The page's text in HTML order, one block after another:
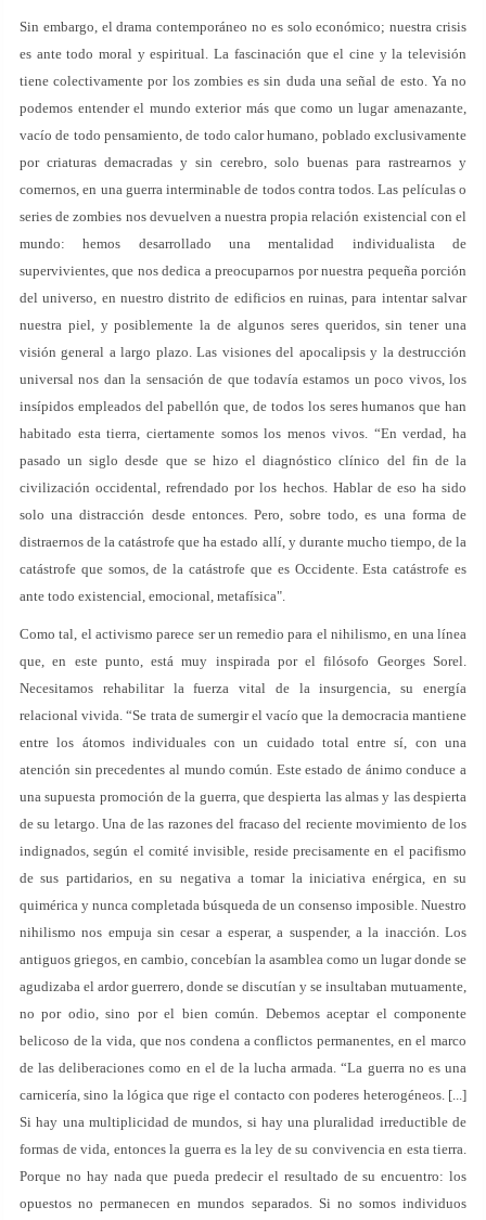
Sin embargo, el drama contemporáneo no es solo económico; nuestra crisis
es ante todo moral y espiritual. La fascinación que el cine y la televisión
tiene colectivamente por los zombies es sin duda una señal de esto. Ya no
podemos entender el mundo exterior más que como un lugar amenazante,
vacío de todo pensamiento, de todo calor humano, poblado exclusivamente
por criaturas demacradas y sin cerebro, solo buenas para rastrearnos y
comernos, en una guerra interminable de todos contra todos. Las películas o
series de zombies nos devuelven a nuestra propia relación existencial con el
mundo: hemos desarrollado una mentalidad individualista de
supervivientes, que nos dedica a preocuparnos por nuestra pequeña porción
del universo, en nuestro distrito de edificios en ruinas, para intentar salvar
nuestra piel, y posiblemente la de algunos seres queridos, sin tener una
visión general a largo plazo. Las visiones del apocalipsis y la destrucción
universal nos dan la sensación de que todavía estamos un poco vivos, los
insípidos empleados del pabellón que, de todos los seres humanos que han
habitado esta tierra, ciertamente somos los menos vivos. “En verdad, ha
pasado un siglo desde que se hizo el diagnóstico clínico del fin de la
civilización occidental, refrendado por los hechos. Hablar de eso ha sido
solo una distracción desde entonces. Pero, sobre todo, es una forma de
distraernos de la catástrofe que ha estado allí, y durante mucho tiempo, de la
catástrofe que somos, de la catástrofe que es Occidente. Esta catástrofe es
ante todo existencial, emocional, metafísica".
Como tal, el activismo parece ser un remedio para el nihilismo, en una línea
que, en este punto, está muy inspirada por el filósofo Georges Sorel.
Necesitamos rehabilitar la fuerza vital de la insurgencia, su energía
relacional vivida. “Se trata de sumergir el vacío que la democracia mantiene
entre los átomos individuales con un cuidado total entre sí, con una
atención sin precedentes al mundo común. Este estado de ánimo conduce a
una supuesta promoción de la guerra, que despierta las almas y las despierta
de su letargo. Una de las razones del fracaso del reciente movimiento de los
indignados, según el comité invisible, reside precisamente en el pacifismo
de sus partidarios, en su negativa a tomar la iniciativa enérgica, en su
quimérica y nunca completada búsqueda de un consenso imposible. Nuestro
nihilismo nos empuja sin cesar a esperar, a suspender, a la inacción. Los
antiguos griegos, en cambio, concebían la asamblea como un lugar donde se
agudizaba el ardor guerrero, donde se discutían y se insultaban mutuamente,
no por odio, sino por el bien común. Debemos aceptar el componente
belicoso de la vida, que nos condena a conflictos permanentes, en el marco
de las deliberaciones como en el de la lucha armada. “La guerra no es una
carnicería, sino la lógica que rige el contacto con poderes heterogéneos. [...]
Si hay una multiplicidad de mundos, si hay una pluralidad irreductible de
formas de vida, entonces la guerra es la ley de su convivencia en esta tierra.
Porque no hay nada que pueda predecir el resultado de su encuentro: los
opuestos no permanecen en mundos separados. Si no somos individuos